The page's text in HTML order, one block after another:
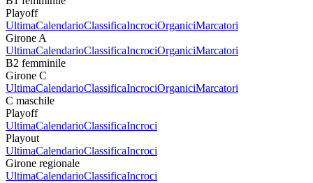
Playoff
UltimaCalendarioClassificaIncrociOrganiciMarcatori
Girone A
UltimaCalendarioClassificaIncrociOrganiciMarcatori
B2 femminile
Girone C
UltimaCalendarioClassificaIncrociOrganiciMarcatori
C maschile
Playoff
UltimaCalendarioClassificaIncroci
Playout
UltimaCalendarioClassificaIncroci
Girone regionale
UltimaCalendarioClassificaIncroci